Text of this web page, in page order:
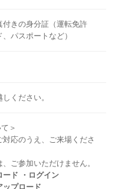
付きの身分証（運転免許
パスポートなど）
ください。
＞
応のうえ、ご来場くださ
ご参加いただけません。
ド ・ログイン
プロード